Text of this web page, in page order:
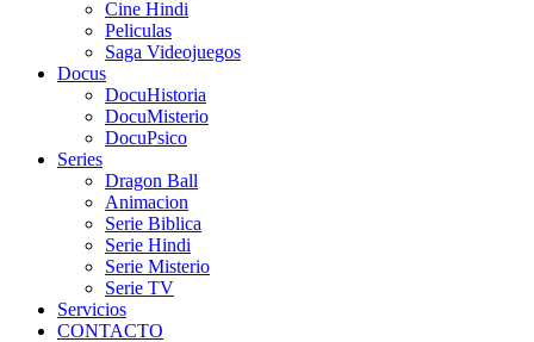
Cine Hindi
Peliculas
Saga Videojuegos
Docus
DocuHistoria
DocuMisterio
DocuPsico
Series
Dragon Ball
Animacion
Serie Biblica
Serie Hindi
Serie Misterio
Serie TV
Servicios
CONTACTO